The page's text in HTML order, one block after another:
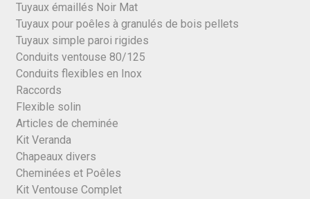
Tuyaux émaillés Noir Mat
Tuyaux pour poêles à granulés de bois pellets
Tuyaux simple paroi rigides
Conduits ventouse 80/125
Conduits flexibles en Inox
Raccords
Flexible solin
Articles de cheminée
Kit Veranda
Chapeaux divers
Cheminées et Poêles
Kit Ventouse Complet